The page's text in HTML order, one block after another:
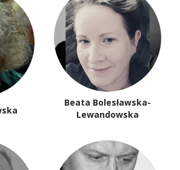
Beata Bolesławska-
Lewandowska